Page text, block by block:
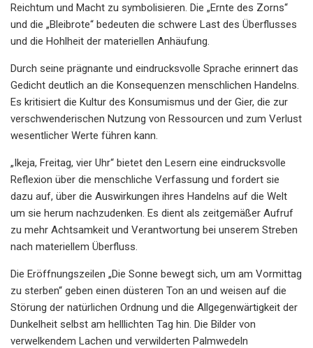
Reichtum und Macht zu symbolisieren. Die „Ernte des Zorns“
und die „Bleibrote“ bedeuten die schwere Last des Überflusses
und die Hohlheit der materiellen Anhäufung.
Durch seine prägnante und eindrucksvolle Sprache erinnert das
Gedicht deutlich an die Konsequenzen menschlichen Handelns.
Es kritisiert die Kultur des Konsumismus und der Gier, die zur
verschwenderischen Nutzung von Ressourcen und zum Verlust
wesentlicher Werte führen kann.
„Ikeja, Freitag, vier Uhr“ bietet den Lesern eine eindrucksvolle
Reflexion über die menschliche Verfassung und fordert sie
dazu auf, über die Auswirkungen ihres Handelns auf die Welt
um sie herum nachzudenken. Es dient als zeitgemäßer Aufruf
zu mehr Achtsamkeit und Verantwortung bei unserem Streben
nach materiellem Überfluss.
Die Eröffnungszeilen „Die Sonne bewegt sich, um am Vormittag
zu sterben“ geben einen düsteren Ton an und weisen auf die
Störung der natürlichen Ordnung und die Allgegenwärtigkeit der
Dunkelheit selbst am helllichten Tag hin. Die Bilder von
verwelkendem Lachen und verwilderten Palmwedeln